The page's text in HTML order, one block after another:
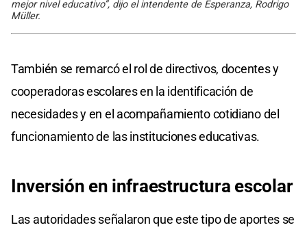
mejor nivel educativo”, dijo el intendente de Esperanza, Rodrigo
Müller.
También se remarcó el rol de directivos, docentes y
cooperadoras escolares en la identificación de
necesidades y en el acompañamiento cotidiano del
funcionamiento de las instituciones educativas.
Inversión en infraestructura escolar
Las autoridades señalaron que este tipo de aportes se